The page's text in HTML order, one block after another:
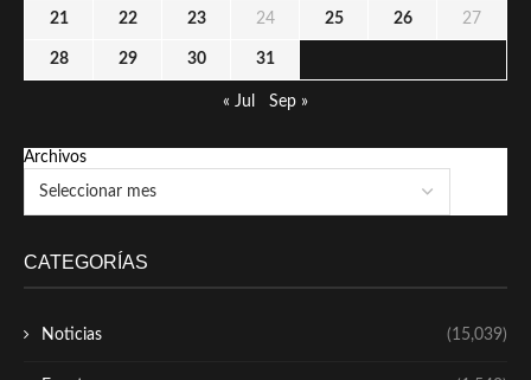
21 22 23 24 25 26 27
28 29 30 31
« Jul Sep »
Archivos
CATEGORÍAS
Noticias (15,039)